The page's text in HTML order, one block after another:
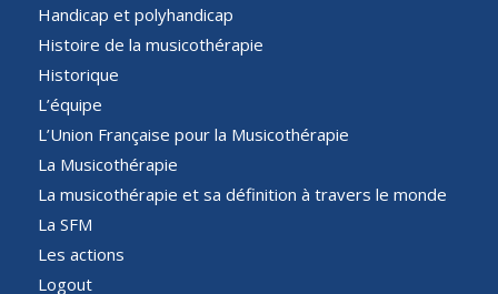
Handicap et polyhandicap
Histoire de la musicothérapie
Historique
L’équipe
L’Union Française pour la Musicothérapie
La Musicothérapie
La musicothérapie et sa définition à travers le monde
La SFM
Les actions
Logout